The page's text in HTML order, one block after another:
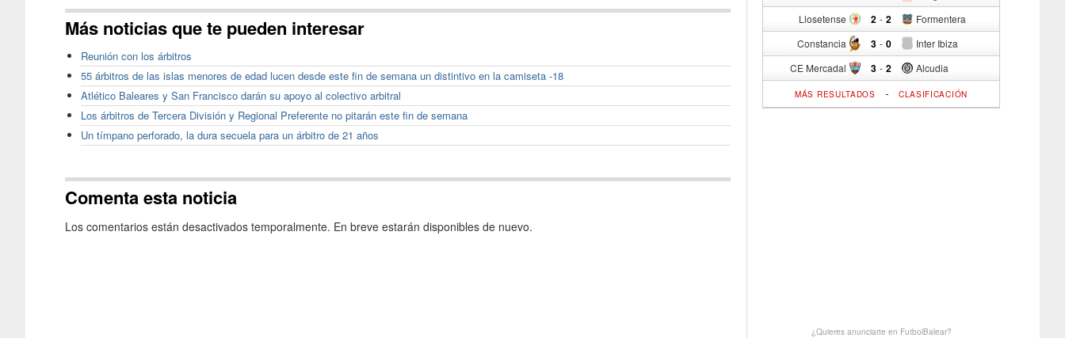
Más noticias que te pueden interesar
Reunión con los árbitros
55 árbitros de las islas menores de edad lucen desde este fin de semana un distintivo en la camiseta -18
Atlético Baleares y San Francisco darán su apoyo al colectivo arbitral
Los árbitros de Tercera División y Regional Preferente no pitarán este fin de semana
Un tímpano perforado, la dura secuela para un árbitro de 21 años
Comenta esta noticia
Los comentarios están desactivados temporalmente. En breve estarán disponibles de nuevo.
Llosetense 2 - Formentera
2
Constancia 3 - Inter Ibiza
0
CE Mercadal 3 - Alcudia
2
MÁS RESULTADOS - CLASIFICACIÓN
¿Quieres anunciarte en FutbolBalear?